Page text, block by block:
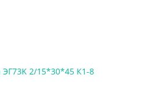
ЭГ73K 2/15*30*45 К1-8